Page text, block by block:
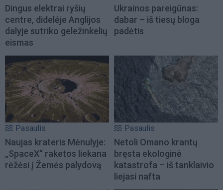
Dingus elektrai ryšių
centre, didelėje Anglijos
dalyje sutriko geležinkelių
eismas
Ukrainos pareigūnas:
dabar – iš tiesų bloga
padėtis
Pasaulis
Naujas krateris Mėnulyje:
„SpaceX“ raketos liekana
rėžėsi į Žemės palydovą
Pasaulis
Netoli Omano krantų
bręsta ekologinė
katastrofa – iš tanklaivio
liejasi nafta